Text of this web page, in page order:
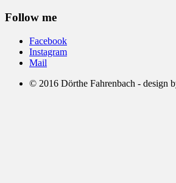
Follow me
Facebook
Instagram
Mail
© 2016 Dörthe Fahrenbach - design